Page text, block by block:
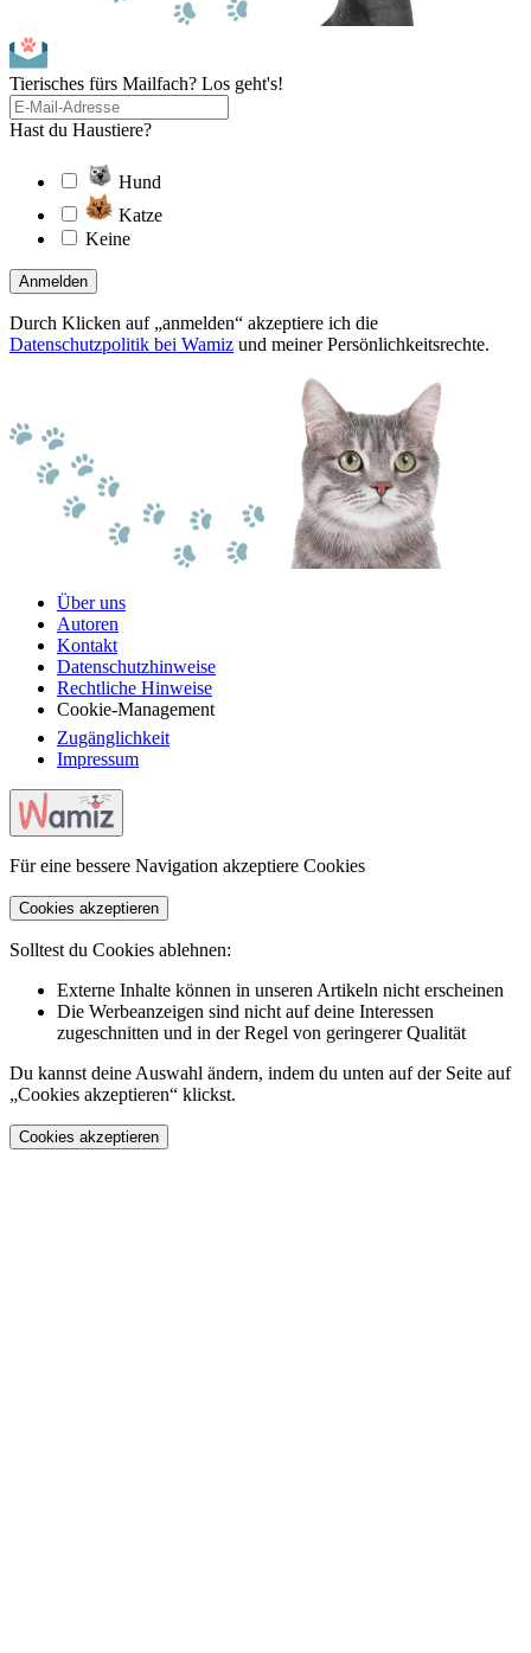
Tierisches fürs Mailfach? Los geht's!
Hast du Haustiere?
Hund
Katze
Keine
Anmelden
Durch Klicken auf „anmelden“ akzeptiere ich die
Datenschutzpolitik bei Wamiz und meiner Persönlichkeitsrechte.
Über uns
Autoren
Kontakt
Datenschutzhinweise
Rechtliche Hinweise
Cookie-Management
Zugänglichkeit
Impressum
Für eine bessere Navigation akzeptiere Cookies
Cookies akzeptieren
Solltest du Cookies ablehnen:
Externe Inhalte können in unseren Artikeln nicht erscheinen
Die Werbeanzeigen sind nicht auf deine Interessen
zugeschnitten und in der Regel von geringerer Qualität
Du kannst deine Auswahl ändern, indem du unten auf der Seite auf
„Cookies akzeptieren“ klickst.
Cookies akzeptieren